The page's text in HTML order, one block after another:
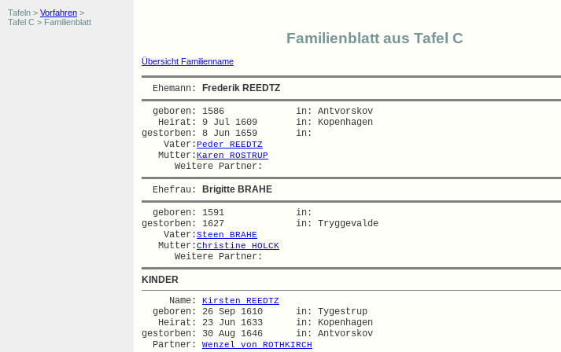
Tafeln > Vorfahren >
Tafel C > Familienblatt
Familienblatt aus Tafel C
Übersicht Familienname
  Ehemann:
Frederik REEDTZ
  geboren: 1586             in: Antvorskov
   Heirat: 9 Jul 1609       in: Kopenhagen
gestorben: 8 Jun 1659       in:
    Vater:
Peder REEDTZ
   Mutter:
Karen ROSTRUP
  Ehefrau:
Brigitte BRAHE
  geboren: 1591             in:
gestorben: 1627             in: Tryggevalde
    Vater:
Steen BRAHE
   Mutter:
Christine HOLCK
KINDER
     Name:
Kirsten REEDTZ
  geboren: 26 Sep 1610      in: Tygestrup
   Heirat: 23 Jun 1633      in: Kopenhagen
gestorben: 30 Aug 1646      in: Antvorskov
  Partner:
Wenzel von ROTHKIRCH